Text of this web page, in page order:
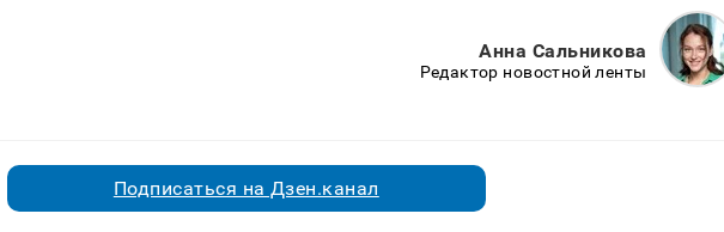
Анна Сальникова
Редактор новостной ленты
Подписаться на Дзен.канал